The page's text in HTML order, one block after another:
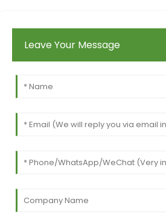
Leave Your Message